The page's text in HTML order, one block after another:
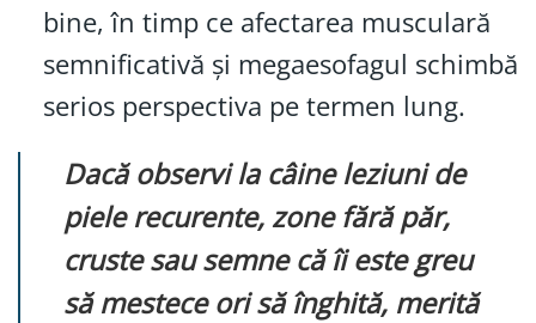
bine, în timp ce afectarea musculară
semnificativă și megaesofagul schimbă
serios perspectiva pe termen lung.
Dacă observi la câine leziuni de
piele recurente, zone fără păr,
cruste sau semne că îi este greu
să mestece ori să înghită, merită